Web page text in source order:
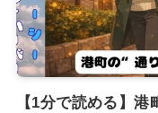
【1分で読める】